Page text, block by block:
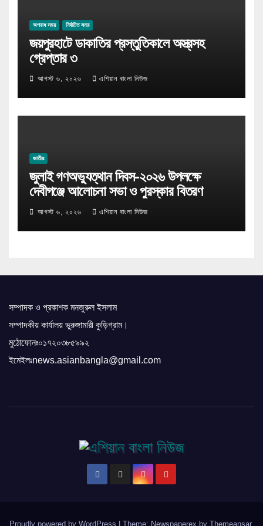
অপরাধ সময় নির্বাচিত সময়
জয়পুরহাটে ডাকাতির প্রস্তুতিকালে অস্ত্রসহ
গ্রেপ্তার ৩
আগস্ট ৬, ২০২৬ এশিয়ান বাংলা নিউজ
জাতীয়
জুলাই গণঅভ্যুত্থান দিবস-২০২৬ উপলক্ষে
দেবীগঞ্জে আলোচনা সভা ও পুরস্কার বিতরণ
আগস্ট ৬, ২০২৬ এশিয়ান বাংলা নিউজ
সম্পাদক ও প্রকাশক মনজুরুল ইসলাম
সম্পাদকীয় কার্যালয় ভুরুঙ্গামারী কুড়িগ্রাম।
মুঠোফোনঃ০১৭২০৩৮৫৯৯২
ইমেইলঃnews.asianbangla@gmail.com
Proudly powered by WordPress Theme: Newspaperex by Themeansar.